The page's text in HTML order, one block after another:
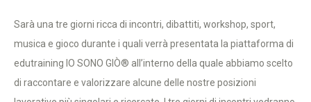
Sarà una tre giorni ricca di incontri, dibattiti, workshop, sport,
musica e gioco durante i quali verrà presentata la piattaforma di
edutraining IO SONO GIÒ® all’interno della quale abbiamo scelto
di raccontare e valorizzare alcune delle nostre posizioni